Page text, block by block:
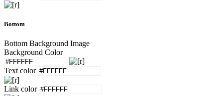
Bottom
Bottom Background Image
Background Color
Text color
Link color